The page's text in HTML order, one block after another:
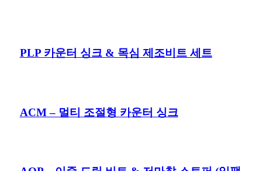
PLP 카운터 싱크 & 목심 제조비트 세트
ACM – 멀티 조절형 카운터 싱크